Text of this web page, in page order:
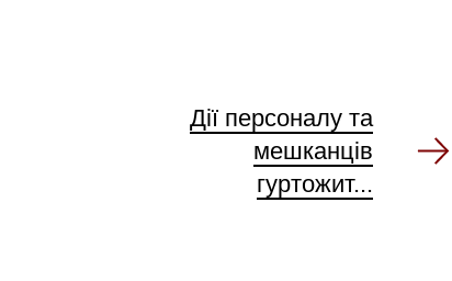
Дії персоналу та
мешканців
гуртожит...